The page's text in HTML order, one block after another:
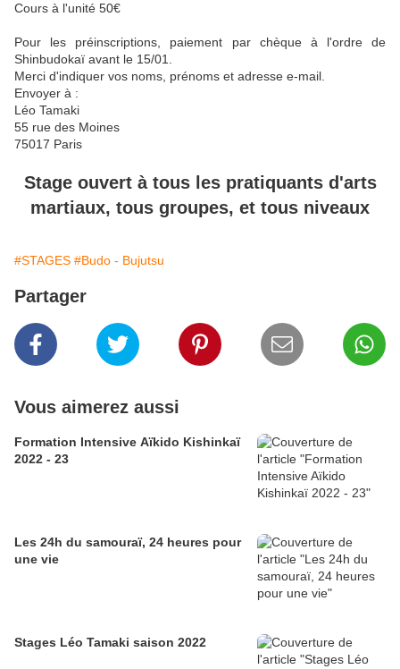
Cours à l'unité 50€
Pour les préinscriptions, paiement par chèque à l'ordre de
Shinbudokaï avant le 15/01.
Merci d'indiquer vos noms, prénoms et adresse e-mail.
Envoyer à :
Léo Tamaki
55 rue des Moines
75017 Paris
Stage ouvert à tous les pratiquants d'arts
martiaux, tous groupes, et tous niveaux
#STAGES #Budo - Bujutsu
Partager
Vous aimerez aussi
Formation Intensive Aïkido Kishinkaï
2022 - 23
Les 24h du samouraï, 24 heures pour
une vie
Stages Léo Tamaki saison 2022